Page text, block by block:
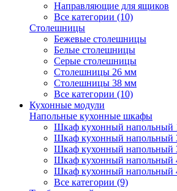
Направляющие для ящиков
Все категории (10)
Столешницы
Бежевые столешницы
Белые столешницы
Серые столешницы
Столешницы 26 мм
Столешницы 38 мм
Все категории (10)
Кухонные модули
Напольные кухонные шкафы
Шкаф кухонный напольный
Шкаф кухонный напольный
Шкаф кухонный напольный
Шкаф кухонный напольный
Шкаф кухонный напольный
Все категории (9)